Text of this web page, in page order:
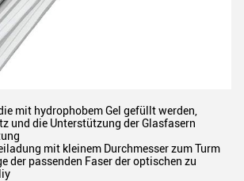
mit hydrophobem Gel gefüllt werden,
und die Unterstützung der Glasfasern
mit kleinem Durchmesser zum Turm
der passenden Faser der optischen zu